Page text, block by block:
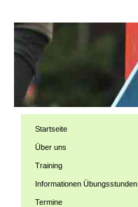
Startseite
Über uns
Training
Informationen Übungsstunden
Termine